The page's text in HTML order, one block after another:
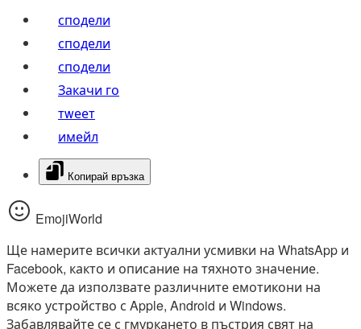
сподели
сподели
сподели
Закачи го
тwеет
имейл
Копирай връзка
EmojiWorld
Ще намерите всички актуални усмивки на WhatsApp и
Facebook, както и описание на тяхното значение.
Можете да използвате различните емотикони на
всяко устройство с Apple, Android и Windows.
Забавлявайте се с гмуркането в пъстрия свят на